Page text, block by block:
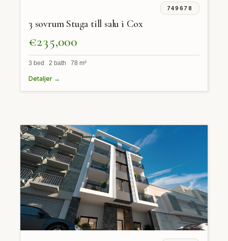
749678
3 sovrum Stuga till salu i Cox
€235,000
3 bed 2 bath 78 m²
Detaljer →